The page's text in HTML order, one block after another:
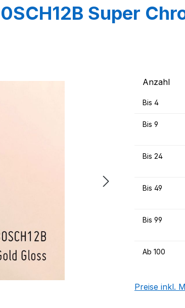
Super
Anzahl
Bis 4
Bis 9
Bis 24
Bis 49
Bis 99
Ab 100
Preise inkl.